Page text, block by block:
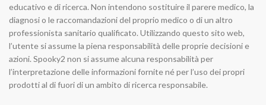
educativo e di ricerca. Non intendono sostituire il parere medico, la
diagnosi o le raccomandazioni del proprio medico o di un altro
professionista sanitario qualificato. Utilizzando questo sito web,
l’utente si assume la piena responsabilità delle proprie decisioni e
azioni. Spooky2 non si assume alcuna responsabilità per
l’interpretazione delle informazioni fornite né per l’uso dei propri
prodotti al di fuori di un ambito di ricerca responsabile.